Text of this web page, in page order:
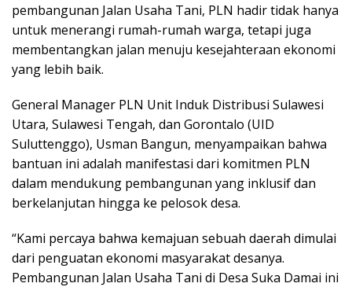
pembangunan Jalan Usaha Tani, PLN hadir tidak hanya
untuk menerangi rumah-rumah warga, tetapi juga
membentangkan jalan menuju kesejahteraan ekonomi
yang lebih baik.
General Manager PLN Unit Induk Distribusi Sulawesi
Utara, Sulawesi Tengah, dan Gorontalo (UID
Suluttenggo), Usman Bangun, menyampaikan bahwa
bantuan ini adalah manifestasi dari komitmen PLN
dalam mendukung pembangunan yang inklusif dan
berkelanjutan hingga ke pelosok desa.
“Kami percaya bahwa kemajuan sebuah daerah dimulai
dari penguatan ekonomi masyarakat desanya.
Pembangunan Jalan Usaha Tani di Desa Suka Damai ini